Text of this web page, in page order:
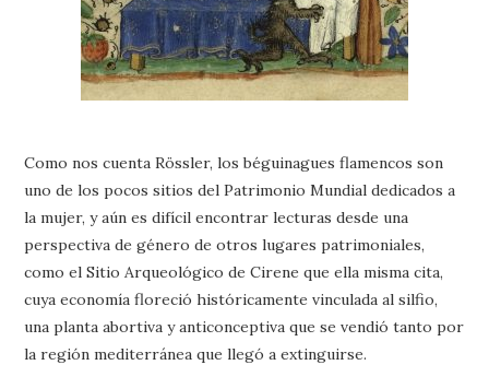
Como nos cuenta Rössler, los béguinagues flamencos son
uno de los pocos sitios del Patrimonio Mundial dedicados a
la mujer, y aún es difícil encontrar lecturas desde una
perspectiva de género de otros lugares patrimoniales,
como el Sitio Arqueológico de Cirene que ella misma cita,
cuya economía floreció históricamente vinculada al silfio,
una planta abortiva y anticonceptiva que se vendió tanto por
la región mediterránea que llegó a extinguirse.